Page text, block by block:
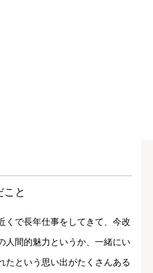
と
くで長年仕事をしてきて、今改
人間的魅力というか、一緒にい
たという思い出がたくさんある